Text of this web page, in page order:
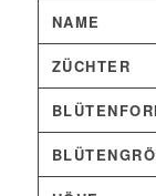
NAME
ZÜCHTER